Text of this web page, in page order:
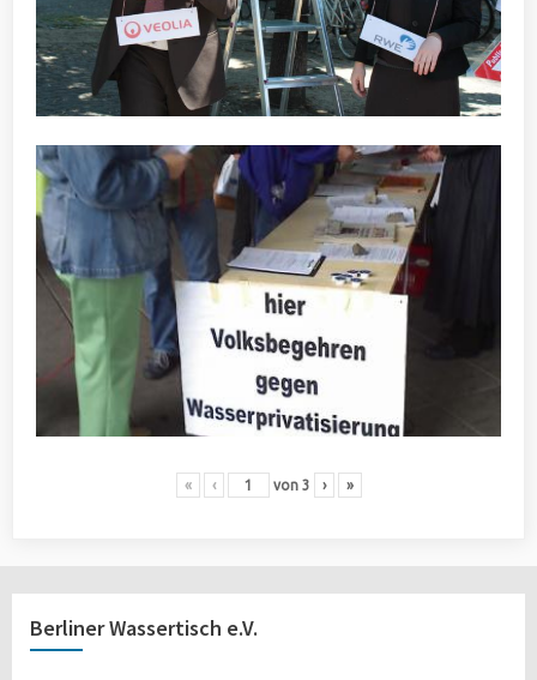
« ‹ von 3 › »
Berliner Wassertisch e.V.